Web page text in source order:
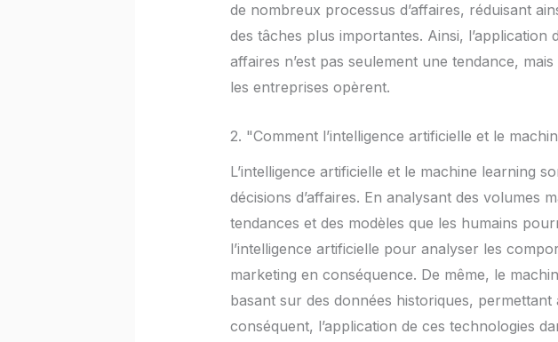
de nombreux processus d’affaires, réduisant
des tâches plus importantes. Ainsi, l’application
affaires n’est pas seulement une tendance,
les entreprises opèrent.
2. "Comment l’intelligence artificielle et le
L’intelligence artificielle et le machine learning
décisions d’affaires. En analysant des volumes
tendances et des modèles que les humains
l’intelligence artificielle pour analyser les
marketing en conséquence. De même, le
basant sur des données historiques,
conséquent, l’application de ces technologies